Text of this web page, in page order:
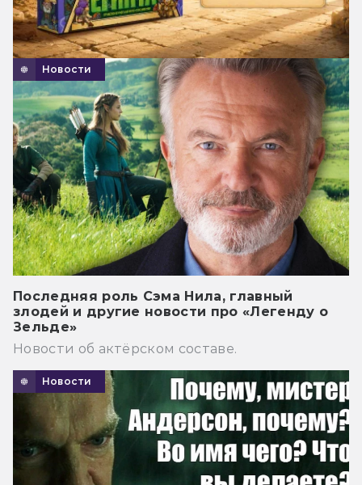
Новости
Последняя роль Сэма Нила, главный
злодей и другие новости про «Легенду о
Зельде»
Новости об актёрском составе.
Новости